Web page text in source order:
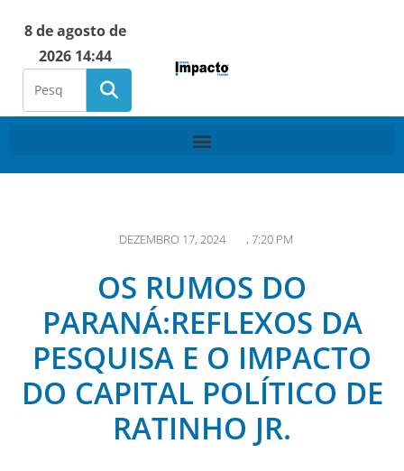
8 de agosto de
2026 14:44
DEZEMBRO 17, 2024 , 7:20 PM
OS RUMOS DO
PARANÁ:REFLEXOS DA
PESQUISA E O IMPACTO
DO CAPITAL POLÍTICO DE
RATINHO JR.